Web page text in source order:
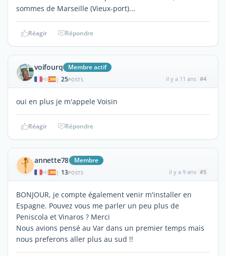
sommes de Marseille (Vieux-port)...
Réagir Répondre
voifourq Membre actif
| 25POSTS il y a 11 ans #4
oui en plus je m'appele Voisin
Réagir Répondre
annette78 Membre
| 13POSTS il y a 9 ans #5
BONJOUR, je compte également venir m'installer en
Espagne. Pouvez vous me parler un peu plus de
Peniscola et Vinaros ? Merci
Nous avions pensé au Var dans un premier temps mais
nous preferons aller plus au sud !!